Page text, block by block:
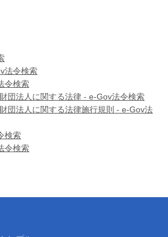
法令検索
令検索
団法人に関する法律 - e-Gov法令検索
団法人に関する法律施行規則 - e-Gov法
検索
令検索